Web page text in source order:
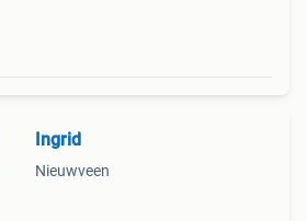
Ingrid
Nieuwveen